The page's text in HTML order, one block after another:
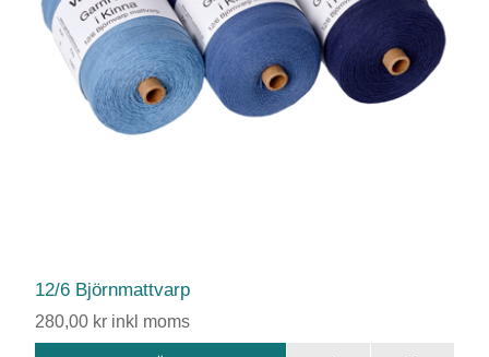
12/6 Björnmattvarp
280,00 kr inkl moms